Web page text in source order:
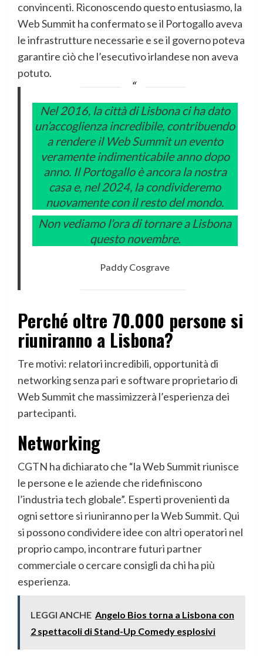
convincenti. Riconoscendo questo entusiasmo, la
Web Summit ha confermato se il Portogallo aveva
le infrastrutture necessarie e se il governo poteva
garantire ciò che l’esecutivo irlandese non aveva
potuto.
Nel 2016, la città di Lisbona ci ha dato
un’accoglienza incredibile, contribuendo
a rendere il Web Summit un evento
veramente indimenticabile anno dopo
anno. Il Portogallo è ancora la nostra
casa e, nel 2024, la condivideremo
nuovamente con il resto del mondo.
Non vediamo l’ora di tornare a Lisbona
questo novembre.
Paddy Cosgrave
Perché oltre 70.000 persone si
riuniranno a Lisbona?
Tre motivi: relatori incredibili, opportunità di
networking senza pari e software proprietario di
Web Summit che massimizzerà l’esperienza dei
partecipanti.
Networking
CGTN ha dichiarato che “la Web Summit riunisce
le persone e le aziende che ridefiniscono
l’industria tech globale”. Esperti provenienti da
ogni settore si riuniranno per la Web Summit. Qui
si possono condividere idee con altri operatori nel
proprio campo, incontrare futuri partner
commerciale o cercare consigli da chi ha più
esperienza.
LEGGI ANCHE Angelo Bios torna a Lisbona con
2 spettacoli di Stand-Up Comedy esplosivi